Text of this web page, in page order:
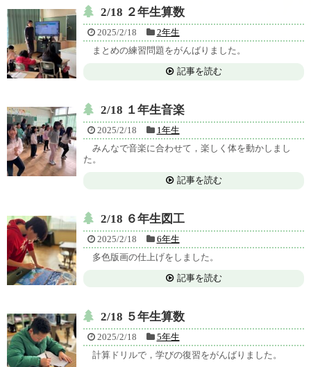
2/18 ２年生算数
2025/2/18
2年生
まとめの練習問題をがんばりました。
記事を読む
2/18 １年生音楽
2025/2/18
1年生
みんなで音楽に合わせて，楽しく体を動かしまし
た。
記事を読む
2/18 ６年生図工
2025/2/18
6年生
多色版画の仕上げをしました。
記事を読む
2/18 ５年生算数
2025/2/18
5年生
計算ドリルで，学びの復習をがんばりました。